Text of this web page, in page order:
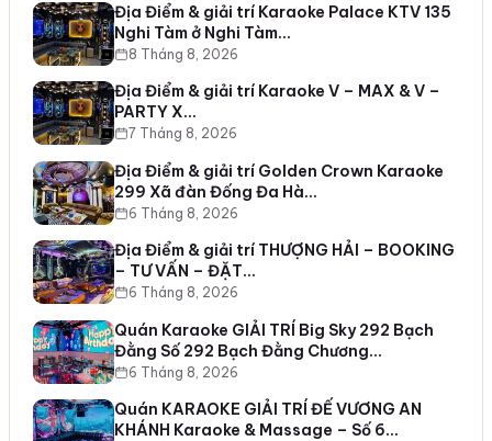
Địa Điểm & giải trí Karaoke Palace KTV 135
Nghi Tàm ở Nghi Tàm…
8 Tháng 8, 2026
Địa Điểm & giải trí Karaoke V – MAX & V –
PARTY X…
7 Tháng 8, 2026
Địa Điểm & giải trí Golden Crown Karaoke
299 Xã đàn Đống Đa Hà…
6 Tháng 8, 2026
Địa Điểm & giải trí THƯỢNG HẢI – BOOKING
– TƯ VẤN – ĐẶT…
6 Tháng 8, 2026
Quán Karaoke GIẢI TRÍ Big Sky 292 Bạch
Đằng Số 292 Bạch Đằng Chương…
6 Tháng 8, 2026
Quán KARAOKE GIẢI TRÍ ĐẾ VƯƠNG AN
KHÁNH Karaoke & Massage – Số 6…